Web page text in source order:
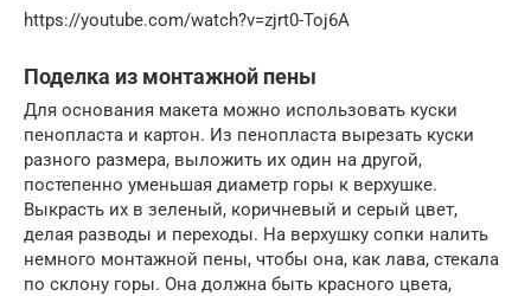
https://youtube.com/watch?v=zjrt0-Toj6A
Поделка из монтажной пены
Для основания макета можно использовать куски
пенопласта и картон. Из пенопласта вырезать куски
разного размера, выложить их один на другой,
постепенно уменьшая диаметр горы к верхушке.
Выкрасть их в зеленый, коричневый и серый цвет,
делая разводы и переходы. На верхушку сопки налить
немного монтажной пены, чтобы она, как лава, стекала
по склону горы. Она должна быть красного цвета,